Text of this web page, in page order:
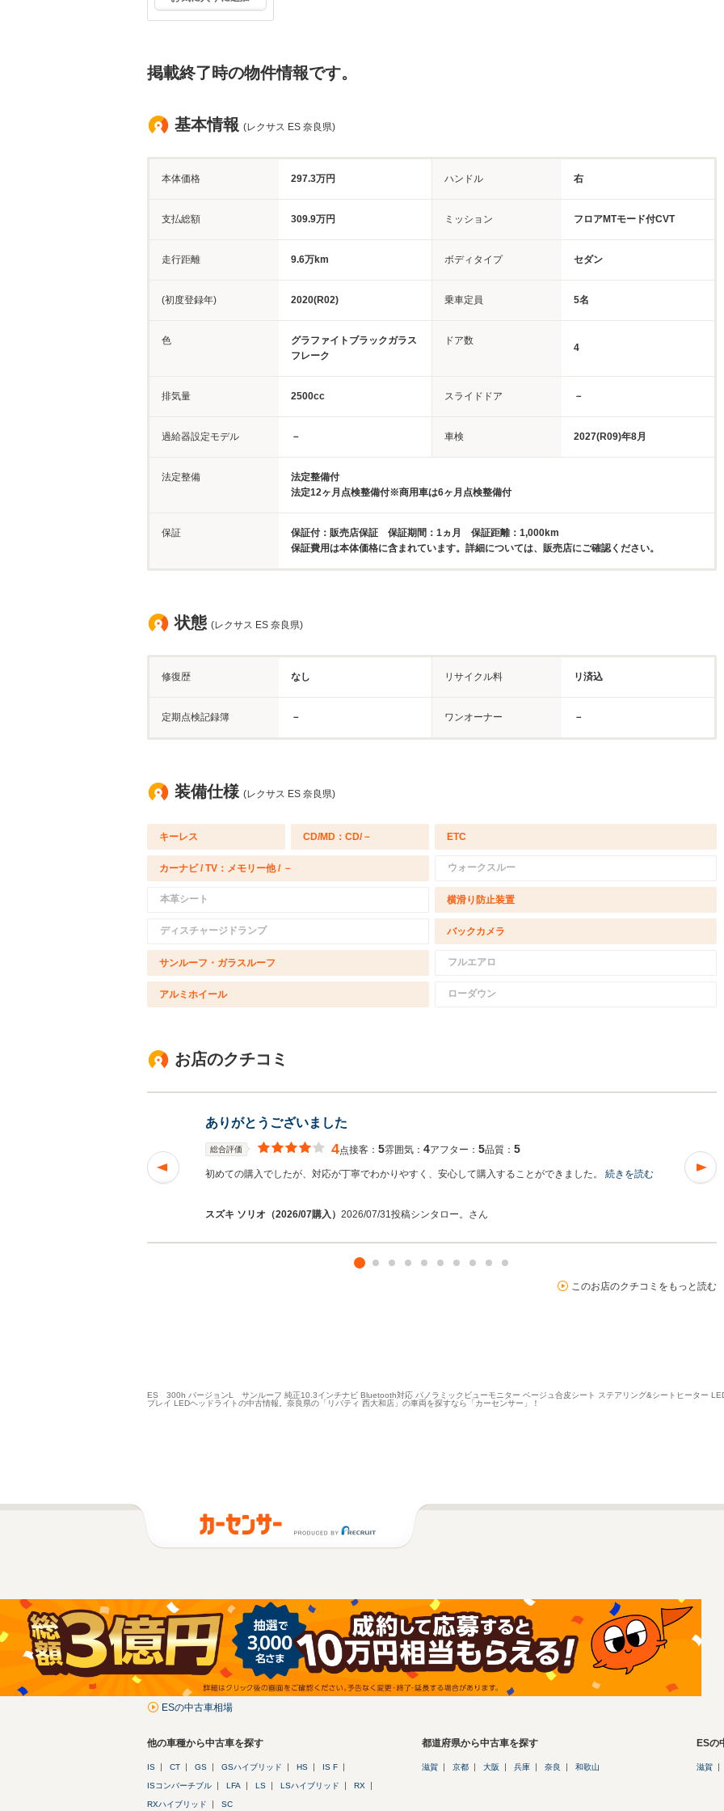
掲載終了時の物件情報です。
基本情報 (レクサス ES 奈良県)
本体価格 297.3万円 ハンドル 右
支払総額 309.9万円 ミッション フロアMTモード付CVT
走行距離 9.6万km ボディタイプ セダン
(初度登録年) 2020(R02) 乗車定員 5名
色
グラファイトブラックガラス
フレーク
ドア数
4
排気量 2500cc スライドドア －
過給器設定モデル － 車検 2027(R09)年8月
法定整備
法定整備付
法定12ヶ月点検整備付※商用車は6ヶ月点検整備付
保証
保証付：販売店保証 保証期間：1ヵ月 保証距離：1,000km
保証費用は本体価格に含まれています。詳細については、販売店にご確認ください。
状態 (レクサス ES 奈良県)
修復歴 なし リサイクル料 リ済込
定期点検記録簿 － ワンオーナー －
装備仕様 (レクサス ES 奈良県)
キーレス CD/MD：CD/－ ETC
カーナビ / TV：メモリー他 / － ウォークスルー
本革シート 横滑り防止装置
ディスチャージドランプ バックカメラ
サンルーフ・ガラスルーフ フルエアロ
アルミホイール ローダウン
お店のクチコミ
ありがとうございました
総合評価 4点接客： 5雰囲気： 4アフター： 5品質： 5
初めての購入でしたが、対応が丁寧でわかりやすく、安心して購入することができました。 続きを読む
スズキ ソリオ（2026/07購入） 2026/07/31投稿シンタロー。さん
このお店のクチコミをもっと読む
ES 300h バージョンL サンルーフ 純正10.3インチナビ Bluetooth対応 パノラミックビューモニター ベージュ合皮シート ステアリング&シートヒーター
プレイ LEDヘッドライトの中古情報。奈良県の「リバティ 西大和店」の車両を探すなら「カーセンサー」！
ESの中古車相場
他の車種から中古車を探す
IS CT GS GSハイブリッド HS IS F
ISコンバーチブル LFA LS LSハイブリッド RX
RXハイブリッド SC
都道府県から中古車を探す
滋賀 京都 大阪 兵庫 奈良 和歌山
ESの
滋賀